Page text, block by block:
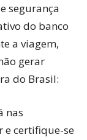
segurança
do banco
a viagem,
gerar
do Brasil:
nas
e certifique-se